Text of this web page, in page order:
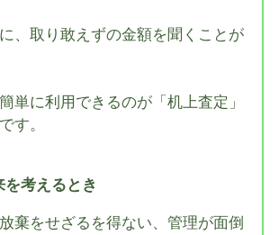
、取り敢えずの金額を聞くことが
単に利用できるのが「机上査定」
す。
を考えるとき
棄をせざるを得ない、管理が面倒